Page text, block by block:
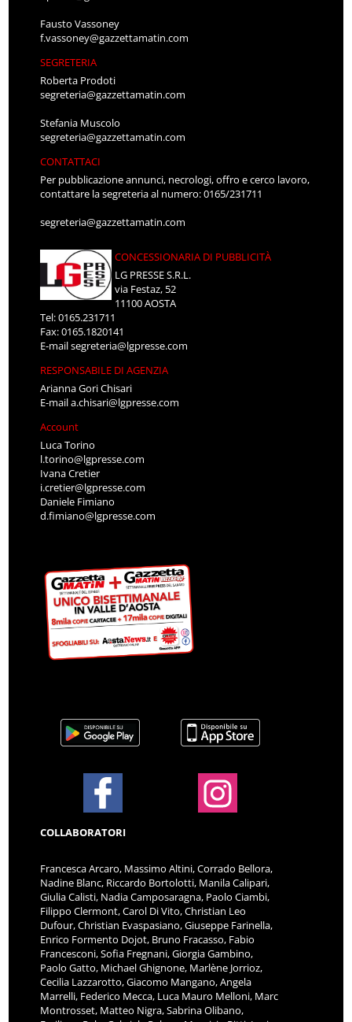
Fausto Vassoney
f.vassoney@gazzettamatin.com
SEGRETERIA
Roberta Prodoti
segreteria@gazzettamatin.com
Stefania Muscolo
segreteria@gazzettamatin.com
CONTATTACI
Per pubblicazione annunci, necrologi, offro e cerco lavoro,
contattare la segreteria al numero: 0165/231711
segreteria@gazzettamatin.com
CONCESSIONARIA DI PUBBLICITÀ
LG PRESSE S.R.L.
via Festaz, 52
11100 AOSTA
Tel: 0165.231711
Fax: 0165.1820141
E-mailsegreteria@lgpresse.com
RESPONSABILE DI AGENZIA
Arianna Gori Chisari
E-maila.chisari@lgpresse.com
Account
Luca Torino
l.torino@lgpresse.com
Ivana Cretier
i.cretier@lgpresse.com
Daniele Fimiano
d.fimiano@lgpresse.com
COLLABORATORI
Francesca Arcaro, Massimo Altini, Corrado Bellora,
Nadine Blanc, Riccardo Bortolotti, Manila Calipari,
Giulia Calisti, Nadia Camposaragna, Paolo Ciambi,
Filippo Clermont, Carol Di Vito, Christian Leo
Dufour, Christian Evaspasiano, Giuseppe Farinella,
Enrico Formento Dojot, Bruno Fracasso, Fabio
Francesconi, Sofia Fregnani, Giorgia Gambino,
Paolo Gatto, Michael Ghignone, Marlène Jorrioz,
Cecilia Lazzarotto, Giacomo Mangano, Angela
Marrelli, Federico Mecca, Luca Mauro Melloni, Marc
Montrosset, Matteo Nigra, Sabrina Olibano,